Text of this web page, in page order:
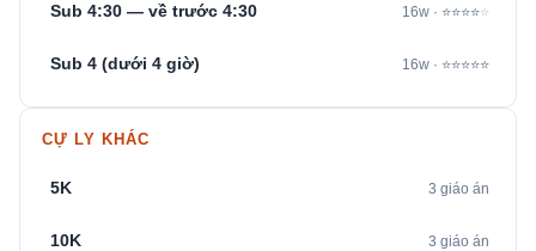
Sub 4:30 — về trước 4:30 16w · ⭐⭐⭐⭐⭐
Sub 4 (dưới 4 giờ) 16w · ⭐⭐⭐⭐⭐
CỰ LY KHÁC
5K 3 giáo án
10K 3 giáo án